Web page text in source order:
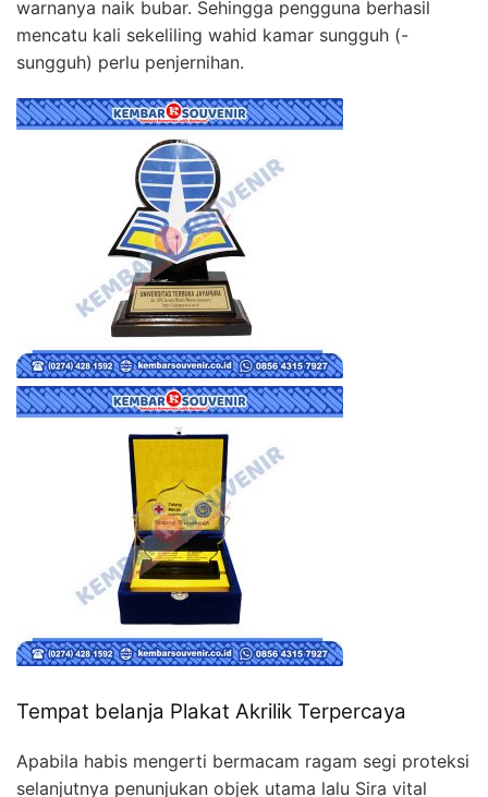
warnanya naik bubar. Sehingga pengguna berhasil
mencatu kali sekeliling wahid kamar sungguh (-
sungguh) perlu penjernihan.
Tempat belanja Plakat Akrilik Terpercaya
Apabila habis mengerti bermacam ragam segi proteksi
selanjutnya penunjukan objek utama lalu Sira vital